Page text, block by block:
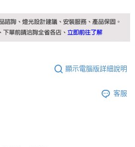
顯示電腦版詳細說明
客服